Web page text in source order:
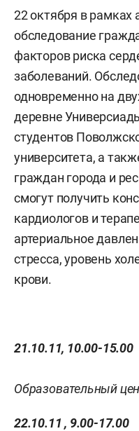
22 октября в рамках
обследование
факторов риска
заболеваний.
одновременно на
деревне
студентов
университета, а
граждан города и
смогут получить
кардиологов и
артериальное
стресса, уровень
крови.
21.10.11, 10.00-15.00
Образовательный
22.10.11 , 9.00-17.00